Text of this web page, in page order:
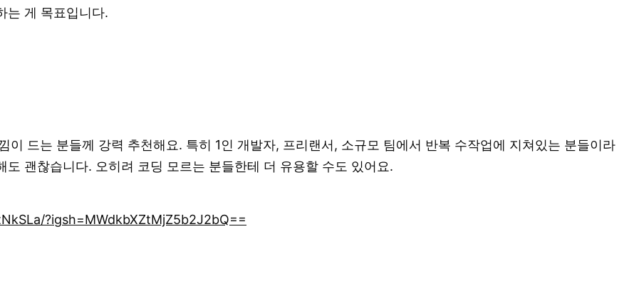
는 게 목표입니다.
이 드는 분들께 강력 추천해요. 특히 1인 개발자, 프리랜서, 소규모 팀에서 반복 수작업에 지쳐있는 분들이라
괜찮습니다. 오히려 코딩 모르는 분들한테 더 유용할 수도 있어요.
?igsh=MWdkbXZtMjZ5b2J2bQ==